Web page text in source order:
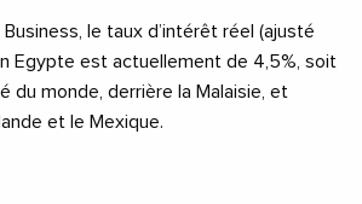
Business , le taux d’intérêt réel (ajusté
Egypte est actuellement de 4,5%, soit
du monde, derrière la Malaisie, et
et le Mexique.